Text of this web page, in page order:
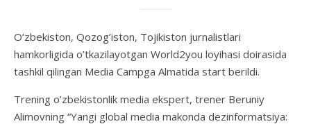
O’zbekiston, Qozog’iston, Tojikiston jurnalistlari
hamkorligida o’tkazilayotgan World2you loyihasi doirasida
tashkil qilingan Media Campga Almatida start berildi.
Trening o’zbekistonlik media ekspert, trener Beruniy
Alimovning “Yangi global media makonda dezinformatsiya: